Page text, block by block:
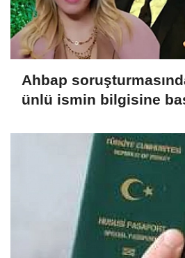
Ahbap
ünlü ismin bilgisine